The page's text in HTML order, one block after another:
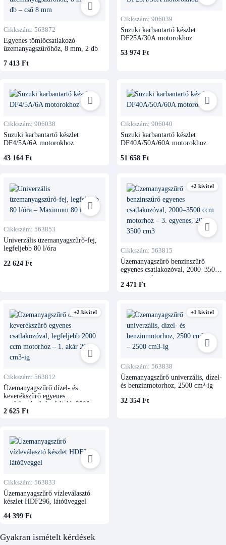
Cikkszám: 563872
Egyenes tömlőcsatlakozó
üzemanyagszűrőhöz, 8 mm, 2 db
7 413 Ft
Cikkszám: 906039
Suzuki karbantartó készlet
DF25A/30A motorokhoz
53 974 Ft
Cikkszám: 906038
Suzuki karbantartó készlet
DF4/5A/6A motorokhoz
43 164 Ft
Cikkszám: 906040
Suzuki karbantartó készlet
DF40A/50A/60A motorokhoz
51 658 Ft
Cikkszám: 563853
Univerzális üzemanyagszűrő-fej,
legfeljebb 80 l/óra
22 624 Ft
+2 kivitel
Cikkszám: 563815
Üzemanyagszűrő benzinszűrő
egyenes csatlakozóval, 2000–3500
ccm motorhoz
2 471 Ft
+2 kivitel
Cikkszám: 563812
Üzemanyagszűrő dízel- és
keverékszűrő egyenes
csatlakozóval, legfeljebb 2000 ccm
motorhoz
2 625 Ft
+1 kivitel
Cikkszám: 563838
Üzemanyagszűrő univerzális, dízel-
és benzinmotorhoz, 2500 cm³-ig
32 354 Ft
Cikkszám: 563833
Üzemanyagszűrő vízleválasztó
készlet HDF296, látóüveggel
44 399 Ft
Gyakran ismételt kérdések